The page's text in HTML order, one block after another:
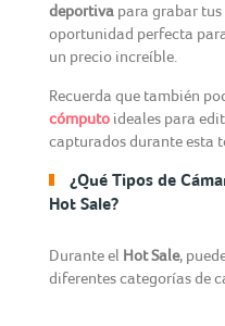
deportiva para grabar tus
oportunidad perfecta
un precio increíble.
Recuerda que también
cómputoideales para
capturados durante esta
¿Qué Tipos de
Hot Sale?
Durante el Hot Sale,
diferentes categorías de